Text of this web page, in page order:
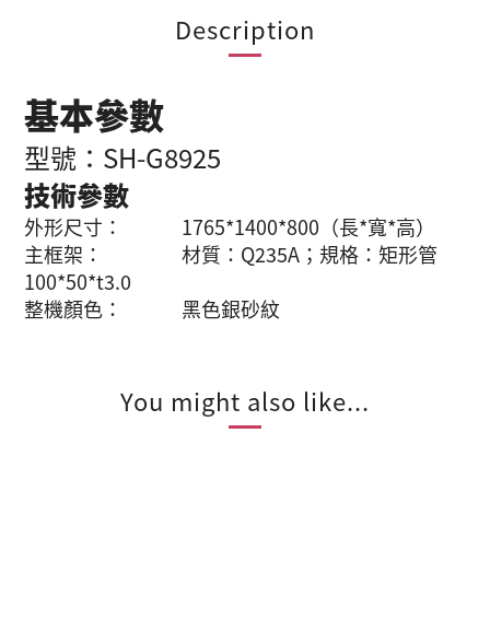
Description
基本參數
型號：SH-G8925
技術參數
外形尺寸： 1765*1400*800（長*寬*高）
主框架： 材質：Q235A；規格：矩形管
100*50*t3.0
整機顏色： 黑色銀砂紋
You might also like...